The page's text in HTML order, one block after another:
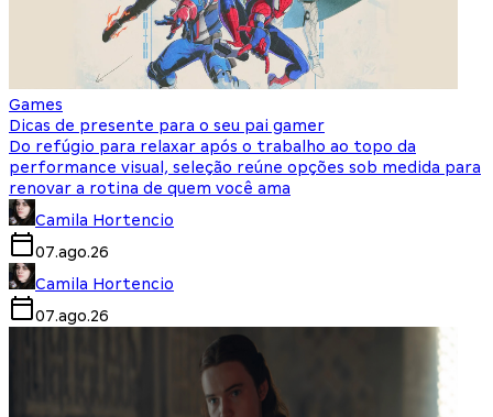
Games
Dicas de presente para o seu pai gamer
Do refúgio para relaxar após o trabalho ao topo da
performance visual, seleção reúne opções sob medida para
renovar a rotina de quem você ama
Camila Hortencio
07.ago.26
Camila Hortencio
07.ago.26